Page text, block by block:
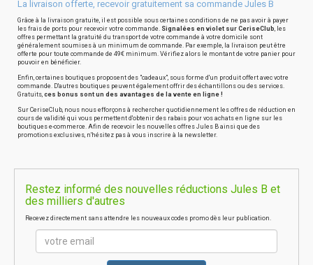
La livraison offerte, recevoir gratuitement sa commande Jules B
Grâce à la livraison gratuite, il est possible sous certaines conditions de ne pas avoir à payer
les frais de ports pour recevoir votre commande. Signalées en violet sur CeriseClub, les
offres permettant la gratuité du transport de votre commande à votre domicile sont
généralement soumises à un minimum de commande. Par exemple, la livraison peut être
offerte pour toute commande de 49€ minimum. Vérifiez alors le montant de votre panier pour
pouvoir en bénéficier.
Enfin, certaines boutiques proposent des "cadeaux", sous forme d'un produit offert avec votre
commande. D'autres boutiques peuvent également offrir des échantillons ou des services.
Gratuits, ces bonus sont un des avantages de la vente en ligne !
Sur CeriseClub, nous nous efforçons à rechercher quotidiennement les offres de réduction en
cours de validité qui vous permettent d'obtenir des rabais pour vos achats en ligne sur les
boutiques e-commerce. Afin de recevoir les nouvelles offres Jules B ainsi que des
promotions exclusives, n'hésitez pas à vous inscrire à la newsletter.
Restez informé des nouvelles réductions Jules B et
des milliers d'autres
Recevez directement sans attendre les nouveaux codes promo dès leur publication.